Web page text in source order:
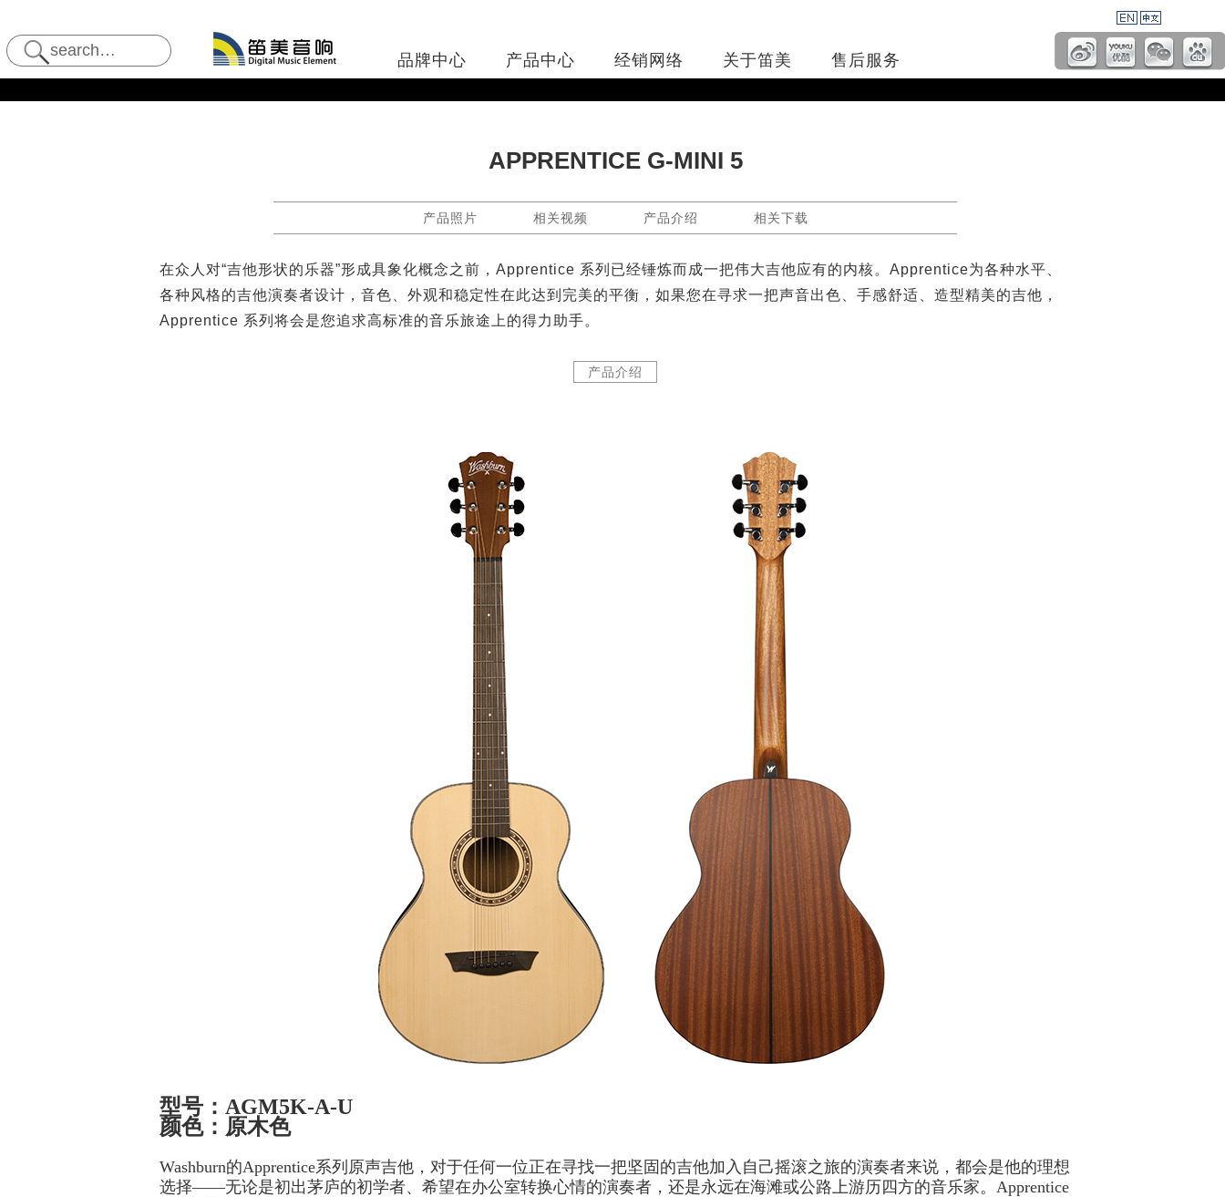
品牌中心 产品中心 经销网络 关于笛美 售后服务
APPRENTICE G-MINI 5
产品照片 相关视频 产品介绍 相关下载
在众人对“吉他形状的乐器”形成具象化概念之前，Apprentice 系列已经锤炼而成一把伟大吉他应有的内核。Apprentice为各种水平、
各种风格的吉他演奏者设计，音色、外观和稳定性在此达到完美的平衡，如果您在寻求一把声音出色、手感舒适、造型精美的吉他，
Apprentice 系列将会是您追求高标准的音乐旅途上的得力助手。
产品介绍
型号：AGM5K-A-U
颜色：原木色
Washburn的Apprentice系列原声吉他，对于任何一位正在寻找一把坚固的吉他加入自己摇滚之旅的演奏者来说，都会是他的理想
选择——无论是初出茅庐的初学者、希望在办公室转换心情的演奏者，还是永远在海滩或公路上游历四方的音乐家。Apprentice